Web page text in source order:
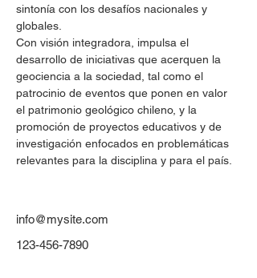
sintonía con los desafíos nacionales y
globales.​
Con visión integradora, impulsa el
desarrollo de iniciativas que acerquen la
geociencia a la sociedad, tal como el
patrocinio de eventos que ponen en valor
el patrimonio geológico chileno, y la
promoción de proyectos educativos y de
investigación enfocados en problemáticas
relevantes para la disciplina y para el país.
info@mysite.com
123-456-7890